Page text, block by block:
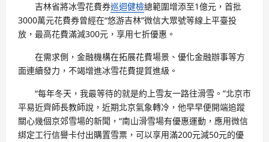
吉林省將冰雪花費券巡迴健檢總範圍增添至1億元，首批
3000萬元花費券曾經在“悠游吉林”微信大眾號等線上平臺投
放，最高花費滿減300元，享用七折優惠。
在需求側，金融機構在拓展花費場景、優化金融辦事等方
面連續發力，不竭增進冰雪花費提質進級。
“每年冬天，我最等待的就是約上雪友一路往滑雪。”北京市
平易近齊師長教師說，近期北京氣象轉冷，他早早便開端追蹤
關心幾個京郊雪場的新聞，“南山滑雪場有優惠運動，應用微信
綁定工行信譽卡付出購置雪票，可以享用滿200元減50元的優